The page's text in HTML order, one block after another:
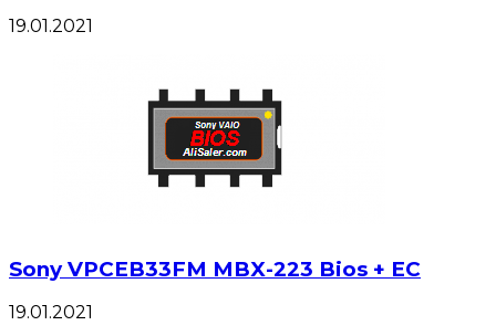
19.01.2021
Sony VPCEB33FM MBX-223 Bios + EC
19.01.2021